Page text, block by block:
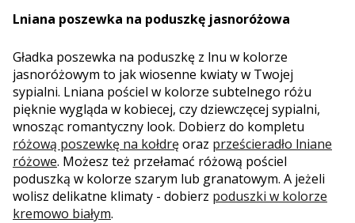
Lniana poszewka na poduszkę jasnoróżowa
Gładka poszewka na poduszkę z lnu w kolorze
jasnoróżowym to jak wiosenne kwiaty w Twojej
sypialni. Lniana pościel w kolorze subtelnego różu
pięknie wygląda w kobiecej, czy dziewczęcej sypialni,
wnosząc romantyczny look. Dobierz do kompletu
różową poszewkę na kołdręoraz prześcieradło lniane
różowe. Możesz też przełamać różową pościel
poduszką w kolorze szarym lub granatowym. A jeżeli
wolisz delikatne klimaty - dobierz poduszki w kolorze
kremowo białym.